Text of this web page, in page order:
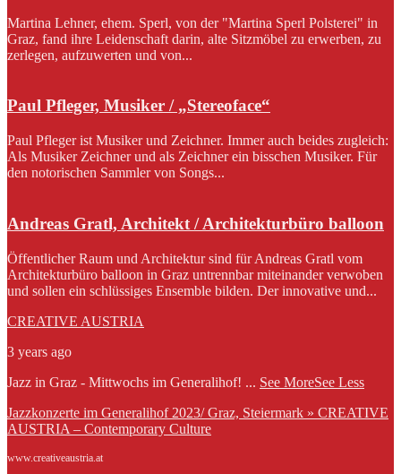
Martina Lehner, ehem. Sperl, von der "Martina Sperl Polsterei" in
Graz, fand ihre Leidenschaft darin, alte Sitzmöbel zu erwerben, zu
zerlegen, aufzuwerten und von...
Paul Pfleger, Musiker / „Stereoface“
Paul Pfleger ist Musiker und Zeichner. Immer auch beides zugleich:
Als Musiker Zeichner und als Zeichner ein bisschen Musiker. Für
den notorischen Sammler von Songs...
Andreas Gratl, Architekt / Architekturbüro balloon
Öffentlicher Raum und Architektur sind für Andreas Gratl vom
Architekturbüro balloon in Graz untrennbar miteinander verwoben
und sollen ein schlüssiges Ensemble bilden. Der innovative und...
CREATIVE AUSTRIA
3 years ago
Jazz in Graz - Mittwochs im Generalihof! ... See MoreSee Less
Jazzkonzerte im Generalihof 2023/ Graz, Steiermark » CREATIVE
AUSTRIA – Contemporary Culture
www.creativeaustria.at